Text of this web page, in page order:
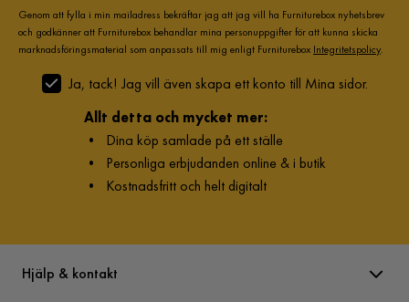
Genom att fylla i min mailadress bekräftar jag att jag vill ha Furniturebox nyhetsbrev
och godkänner att Furniturebox behandlar mina personuppgifter för att kunna skicka
marknadsföringsmaterial som anpassats till mig enligt Furniturebox Integritetspolicy.
Ja, tack! Jag vill även skapa ett konto till Mina sidor.
Allt detta och mycket mer:
• Dina köp samlade på ett ställe
• Personliga erbjudanden online & i butik
• Kostnadsfritt och helt digitalt
Hjälp & kontakt